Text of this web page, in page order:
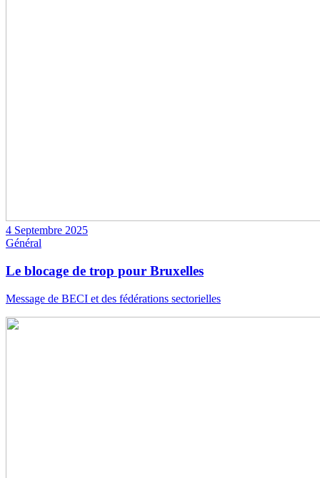
4 Septembre 2025
Général
Le blocage de trop pour Bruxelles
Message de BECI et des fédérations sectorielles